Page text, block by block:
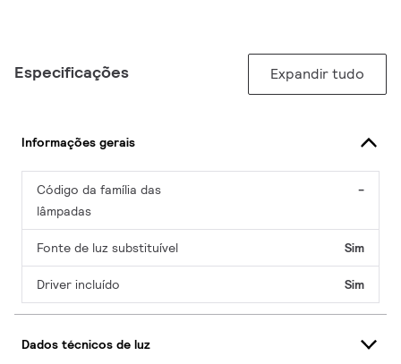
Especificações Expandir tudo
Informações gerais
Código da família das
lâmpadas
-
Fonte de luz substituível Sim
Driver incluído Sim
Dados técnicos de luz